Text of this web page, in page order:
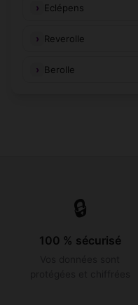
Eclépens
Reverolle
Berolle
🔒
100 % sécurisé